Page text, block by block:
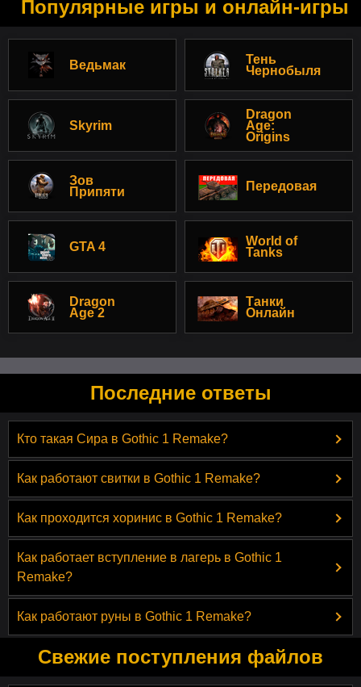
Популярные игры и онлайн-игры
Ведьмак
Тень
Чернобыля
Skyrim
Dragon
Age:
Origins
Зов
Припяти
Передовая
GTA 4
World of
Tanks
Dragon
Age 2
Танки
Онлайн
Последние ответы
Кто такая Сира в Gothic 1 Remake?
Как работают свитки в Gothic 1 Remake?
Как проходится хоринис в Gothic 1 Remake?
Как работает вступление в лагерь в Gothic 1
Remake?
Как работают руны в Gothic 1 Remake?
Свежие поступления файлов